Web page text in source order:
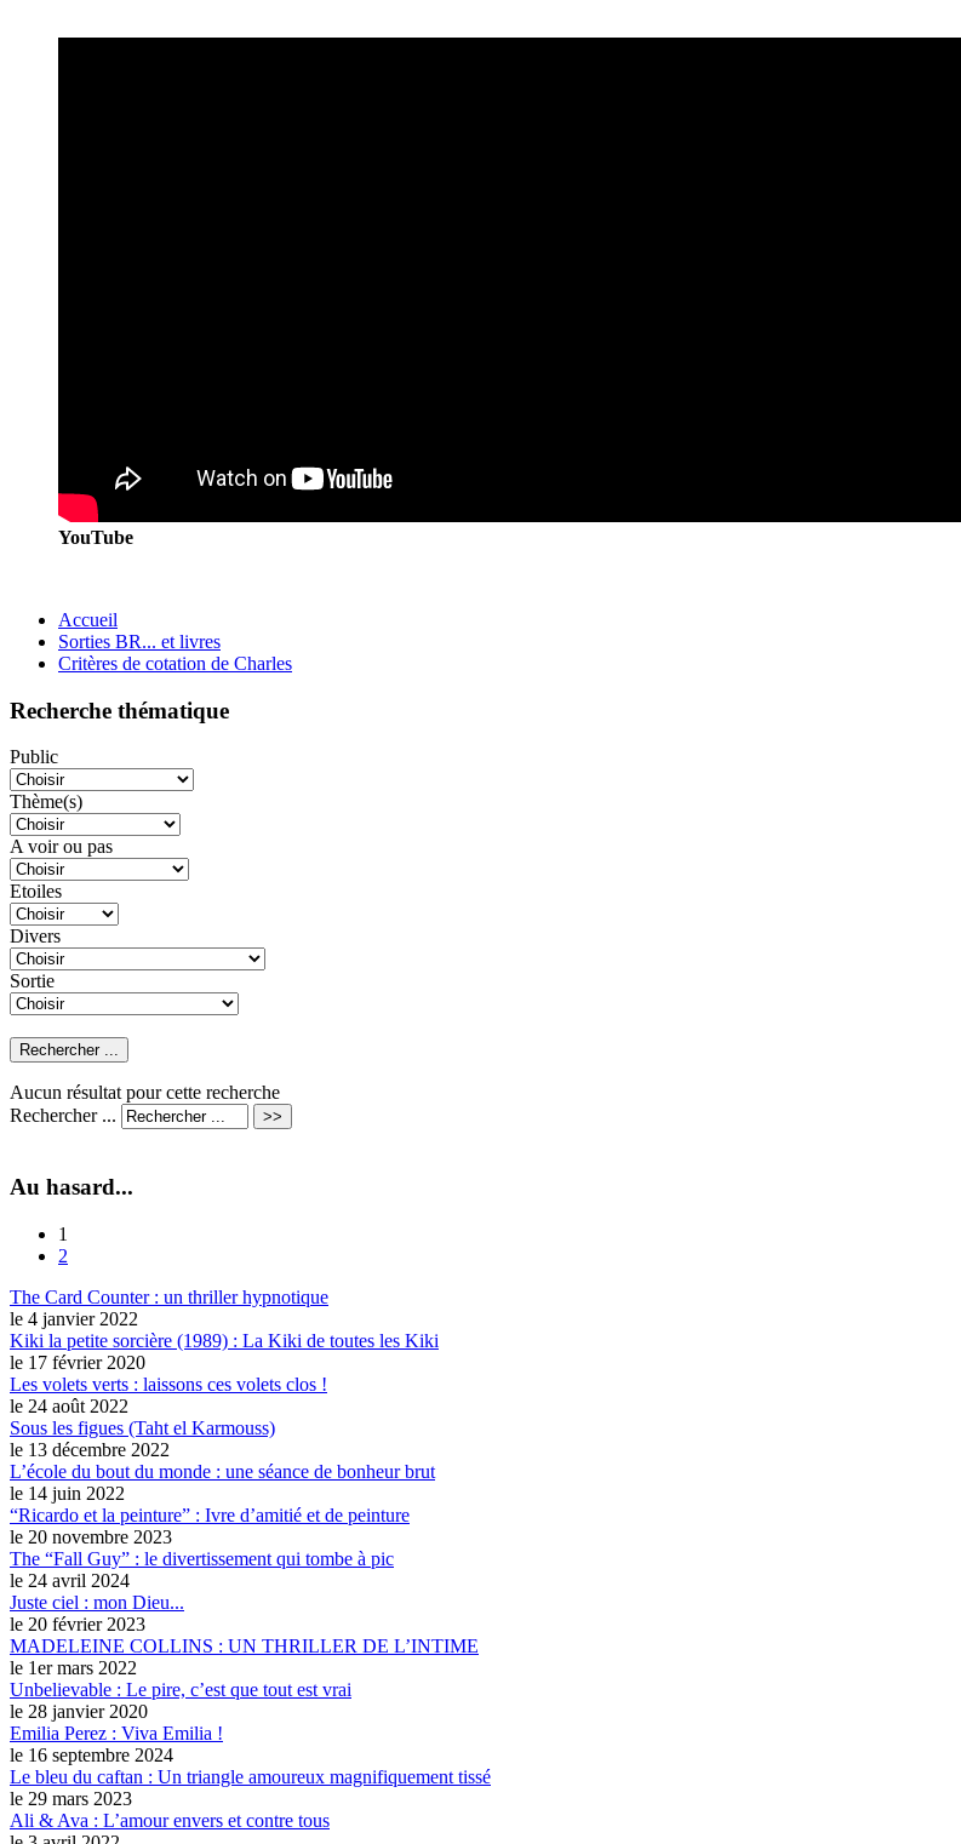
YouTube
Accueil
Sorties BR... et livres
Critères de cotation de Charles
Recherche thématique
Public
Thème(s)
A voir ou pas
Etoiles
Divers
Sortie
Aucun résultat pour cette recherche
Rechercher ...
Au hasard...
1
2
The Card Counter : un thriller hypnotique
le 4 janvier 2022
Kiki la petite sorcière (1989) : La Kiki de toutes les Kiki
le 17 février 2020
Les volets verts : laissons ces volets clos !
le 24 août 2022
Sous les figues (Taht el Karmouss)
le 13 décembre 2022
L’école du bout du monde : une séance de bonheur brut
le 14 juin 2022
“Ricardo et la peinture” : Ivre d’amitié et de peinture
le 20 novembre 2023
The “Fall Guy” : le divertissement qui tombe à pic
le 24 avril 2024
Juste ciel : mon Dieu...
le 20 février 2023
MADELEINE COLLINS : UN THRILLER DE L’INTIME
le 1er mars 2022
Unbelievable : Le pire, c’est que tout est vrai
le 28 janvier 2020
Emilia Perez : Viva Emilia !
le 16 septembre 2024
Le bleu du caftan : Un triangle amoureux magnifiquement tissé
le 29 mars 2023
Ali & Ava : L’amour envers et contre tous